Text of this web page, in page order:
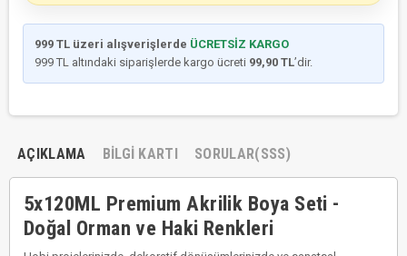
999 TL üzeri alışverişlerde ÜCRETSİZ KARGO
999 TL altındaki siparişlerde kargo ücreti 99,90 TL’dir.
AÇIKLAMA BILGI KARTI SORULAR(SSS)
5x120ML Premium Akrilik Boya Seti -
Doğal Orman ve Haki Renkleri